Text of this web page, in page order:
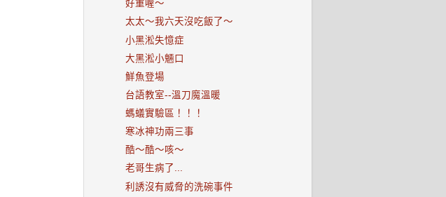
好重喔～
太太～我六天沒吃飯了～
小黑淞失憶症
大黑淞小魎口
鮮魚登場
台語教室--溫刀魔溫暖
螞蟻實驗區！！！
寒冰神功兩三事
酷～酷～咳～
老哥生病了...
利誘沒有威脅的洗碗事件